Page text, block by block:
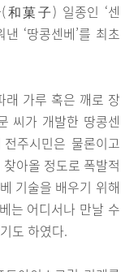
和菓子) 일종인 ‘센
‘땅콩센베’를 최초
래 가루 혹은 깨로 장
씨가 개발한 땅콩센
주시민은 물론이고
아올 정도로 폭발적
기술을 배우기 위해
는 어디서나 만날 수
도 하였다.